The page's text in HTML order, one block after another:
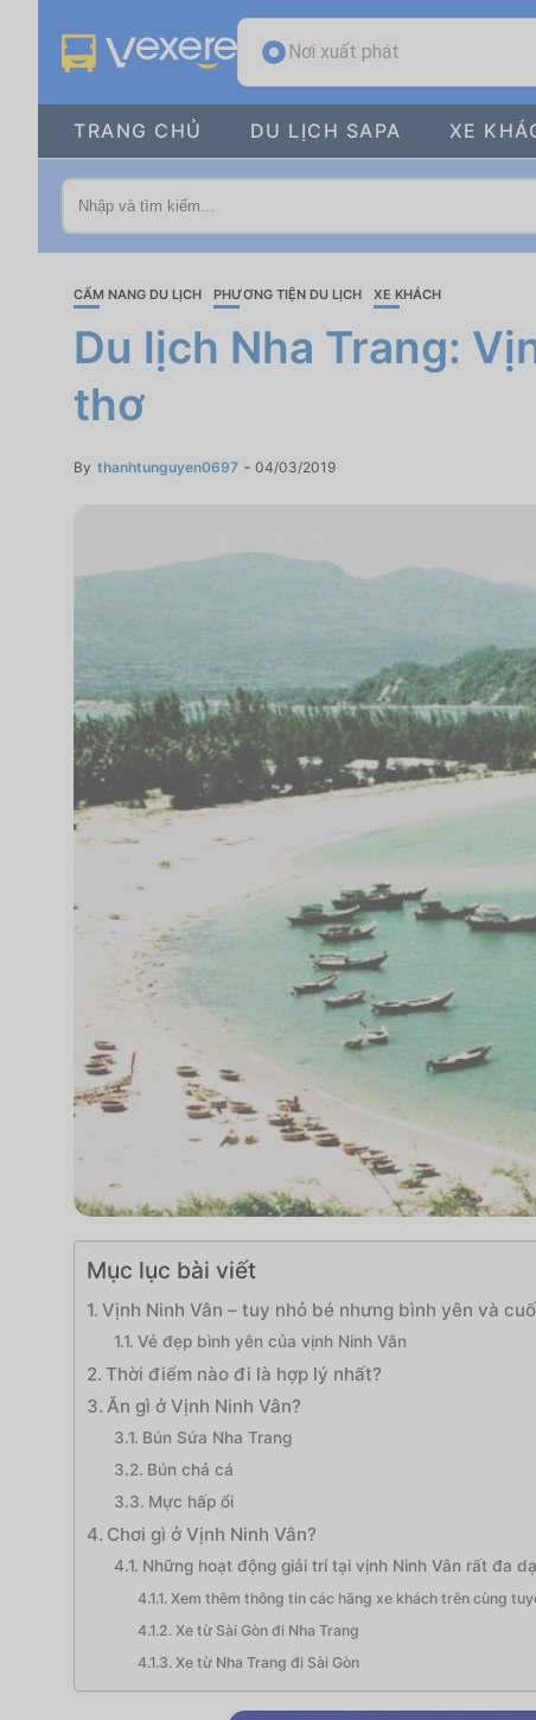
Nơi xuất phát
TRANG CHỦ DU LỊCH SAPA XE
CẨM NANG DU LỊCH PHƯƠNG TIỆN DU LỊCH XE KHÁCH
Du lịch Nha Trang:
thơ
By thanhtunguyen0697 04/03/2019
Mục lục bài viết
Vịnh Ninh Vân – tuy nhỏ bé nhưng bình yên và
Vẻ đẹp bình yên của vịnh Ninh Vân
Thời điểm nào đi là hợp lý nhất?
Ăn gì ở Vịnh Ninh Vân?
Bún Sứa Nha Trang
Bún chả cá
Mực hấp ổi
Chơi gì ở Vịnh Ninh Vân?
Những hoạt động giải trí tại vịnh Ninh Vân rất đa
Xem thêm thông tin các hãng xe khách trên cùng
Xe từ Sài Gòn đi Nha Trang
Xe từ Nha Trang đi Sài Gòn